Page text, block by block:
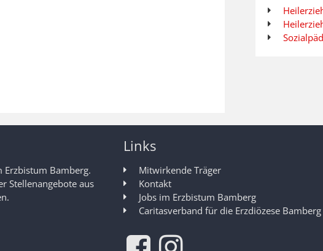
Erzbistum Bamberg.
Stellenangebote aus
Links
Mitwirkende Träger
Kontakt
Jobs im Erzbistum Bamberg
Caritasverband für die Erzdiözese Bamberg